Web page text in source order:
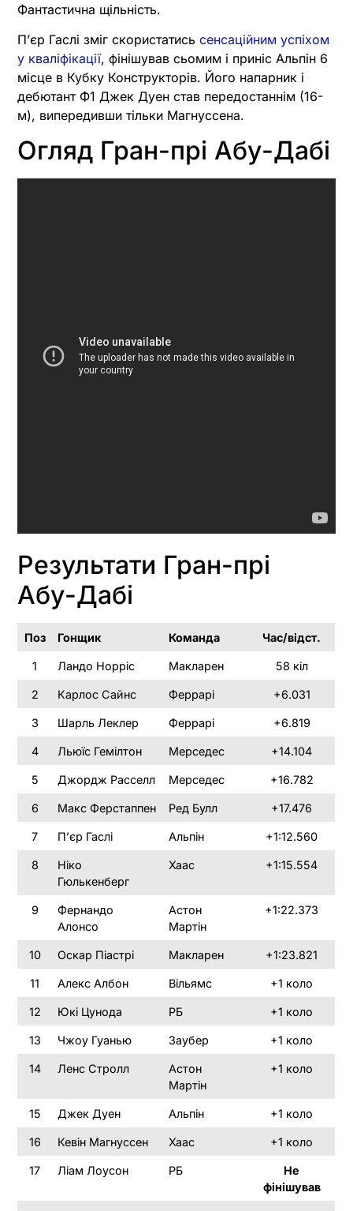
Фантастична щільність.
Пʼєр Гаслі зміг скористатись сенсаційним успіхом
у кваліфікації, фінішував сьомим і приніс Альпін 6
місце в Кубку Конструкторів. Його напарник і
дебютант Ф1 Джек Дуен став передостаннім (16-
м), випередивши тільки Магнуссена.
Огляд Гран-прі Абу-Дабі
Результати Гран-прі
Абу-Дабі
Поз Гонщик Команда Час/відст.
1 Ландо Норріс Макларен 58 кіл
2 Карлос Сайнс Феррарі +6.031
3 Шарль Леклер Феррарі +6.819
4 Льюїс Гемілтон Мерседес +14.104
5 Джордж Расселл Мерседес +16.782
6 Макс Ферстаппен Ред Булл +17.476
7 П’єр Гаслі Альпін +1:12.560
8
Ніко
Гюлькенберг
Хаас +1:15.554
9
Фернандо
Алонсо
Астон
Мартін
+1:22.373
10 Оскар Піастрі Макларен +1:23.821
11 Алекс Албон Вільямс +1 коло
12 Юкі Цунода РБ +1 коло
13 Чжоу Гуанью Заубер +1 коло
14 Ленс Стролл
Астон
Мартін
+1 коло
15 Джек Дуен Альпін +1 коло
16 Кевін Магнуссен Хаас +1 коло
17 Ліам Лоусон РБ
Не
фінішував